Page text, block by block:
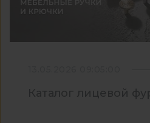
Каталог лицевой